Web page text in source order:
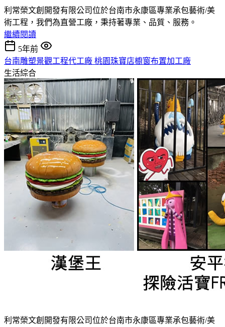
利常榮文創開發有限公司位於台南市永康區專業承包藝術/美
術工程，我們為直營工廠，秉持著專業、品質、服務。
繼續閱讀
5年前
台南雕塑景觀工程代工廠 桃園珠寶店櫥窗布置加工廠
生活綜合
利常榮文創開發有限公司位於台南市永康區專業承包藝術/美